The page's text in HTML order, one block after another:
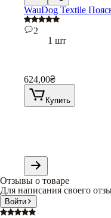
WauDog Textile
2
1 шт
624,00₴
Купить
Отзывы о товаре
Для написания своего
Войти